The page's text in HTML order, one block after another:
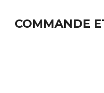
COMMANDE